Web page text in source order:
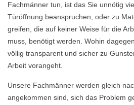
Fachmänner tun, ist das Sie unnötig
Türöffnung beanspruchen, oder zu
greifen, die auf keiner Weise für die
muss, benötigt werden. Wohin
völlig transparent und sicher zu
Arbeit vorangeht.
Unsere Fachmänner werden gleich
angekommen sind, sich das Problem